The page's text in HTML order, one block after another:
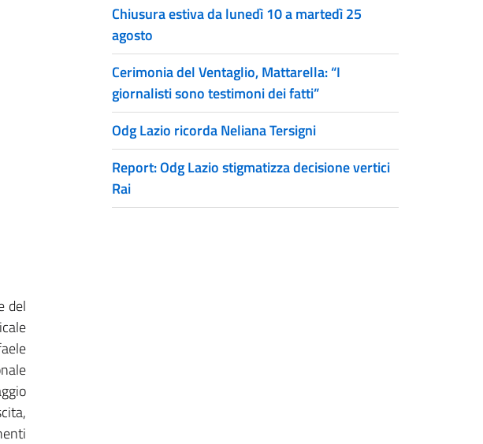
del
Chiusura estiva da lunedì 10 a martedì 25
agosto
Cerimonia del Ventaglio, Mattarella: “I
giornalisti sono testimoni dei fatti”
Odg Lazio ricorda Neliana Tersigni
Report: Odg Lazio stigmatizza decisione vertici
Rai